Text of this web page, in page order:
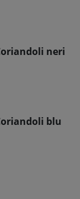
neri
blu